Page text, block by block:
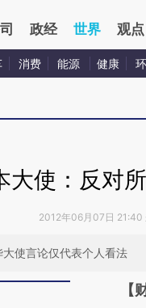
政经 世界 观点
消费 能源 健康
大使：反对
2012年06月07日 21:40
使言论仅代表个人看法
请务必
【